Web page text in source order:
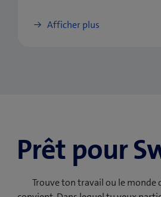
Afficher plus
Prêt pour
Trouve ton travail ou le monde